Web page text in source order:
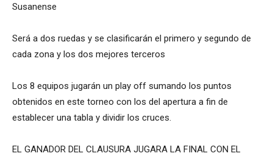
Susanense
Será a dos ruedas y se clasificarán el primero y segundo de
cada zona y los dos mejores terceros
Los 8 equipos jugarán un play off sumando los puntos
obtenidos en este torneo con los del apertura a fin de
establecer una tabla y dividir los cruces.
EL GANADOR DEL CLAUSURA JUGARA LA FINAL CON EL